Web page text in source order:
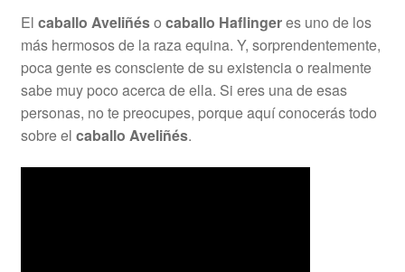
Anunciar
Venta de Caballos
El caballo Aveliñéso caballo Haflingeres uno de los
más hermosos de la raza equina. Y, sorprendentemente,
poca gente es consciente de su existencia o realmente
sabe muy poco acerca de ella. Si eres una de esas
personas, no te preocupes, porque aquí conocerás todo
sobre el caballo Aveliñés.